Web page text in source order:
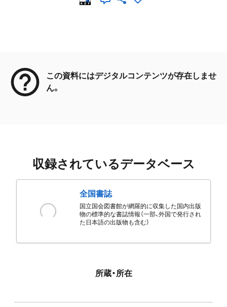
この資料にはデジタルコンテンツが存在しませ
ん。
収録されているデータベース
全国書誌
国立国会図書館が網羅的に収集した国内出版
物の標準的な書誌情報（一部、外国で発行され
た日本語の出版物も含む）
所蔵・所在